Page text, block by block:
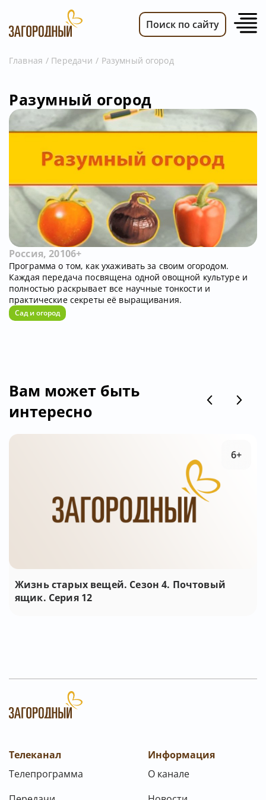
ПЕРЕДАЧИ
РЕКЛАМОДАТЕЛЯМ
Поиск по сайту
Главная Передачи Разумный огород
Разумный огород
Россия, 20106+
Программа о том, как ухаживать за своим огородом.
Каждая передача посвящена одной овощной культуре и
полностью раскрывает все научные тонкости и
практические секреты её выращивания.
Сад и огород
Вам может быть
интересно
Жизнь старых вещей. Сезон 4. Почтовый
ящик. Серия 12
6+
Телеканал
Телепрограмма
Информация
О канале